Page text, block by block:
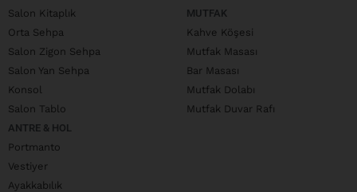
Salon Kitaplık
Orta Sehpa
Salon Zigon Sehpa
Salon Yan Sehpa
Konsol
Salon Tablo
ANTRE & HOL
Portmanto
Vestiyer
Ayakkabılık
MUTFAK
Kahve Köşesi
Mutfak Masası
Bar Masası
Mutfak Dolabı
Mutfak Duvar Rafı